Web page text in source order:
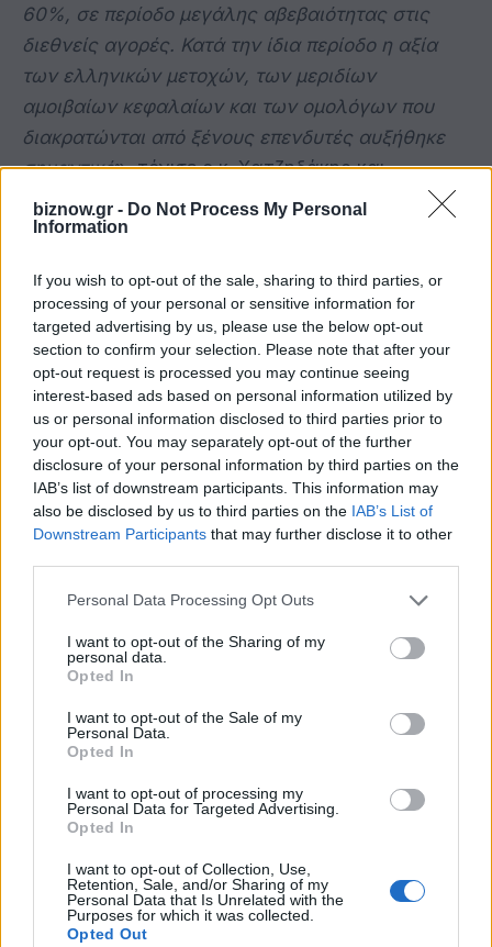
biznow.gr - Do Not Process My Personal
Information
If you wish to opt-out of the sale, sharing to third parties, or
processing of your personal or sensitive information for
targeted advertising by us, please use the below opt-out
section to confirm your selection. Please note that after your
opt-out request is processed you may continue seeing
interest-based ads based on personal information utilized by
us or personal information disclosed to third parties prior to
your opt-out. You may separately opt-out of the further
disclosure of your personal information by third parties on the
IAB’s list of downstream participants. This information may
also be disclosed by us to third parties on the IAB’s List of
Downstream Participants that may further disclose it to other
Personal Data Processing Opt Outs
I want to opt-out of the Sharing of my
personal data.
Opted In
I want to opt-out of the Sale of my
Personal Data.
Opted In
I want to opt-out of processing my
Personal Data for Targeted Advertising.
Opted In
I want to opt-out of Collection, Use,
Retention, Sale, and/or Sharing of my
Personal Data that Is Unrelated with the
Purposes for which it was collected.
Opted Out
60%, σε περίοδο μεγάλης αβεβαιότητας στις
διεθνείς αγορές. Κατά την ίδια περίοδο η αξία
των ελληνικών μετοχών, των μεριδίων
αμοιβαίων κεφαλαίων και των ομολόγων που
διακρατώνται από ξένους επενδυτές αυξήθηκε
σημαντικά», τόνισε ο κ. Χατζηδάκης και
κατέληξε:
ευχάριστη έκπληξη για την Ευρώπη και τον
κόσμο. Είμαστε αποφασισμένοι να
ακολουθήσουμε τον ίδιο δρόμο, τις ίδιες
πολιτικές που οδήγησαν σε αυτά τα εντυπωσιακά
αποτελέσματα. Η δημοσιονομική σοβαρότητα θα
παραμείνει κεντρικός πυλώνας της πολιτικής μας
– όχι μόνο επειδή προβλέπεται από το πλαίσιο
οικονομικής διακυβέρνησης της ΕΕ, αλλά και
επειδή πραγματικά πιστεύουμε ότι αποτελεί
προϋπόθεση για όλα τα υπόλοιπα. Όπως έχω πει
πολλές φορές, πήραμε το μάθημά μας και
λάθη του παρελθόντος
xatzidakis
BizNow